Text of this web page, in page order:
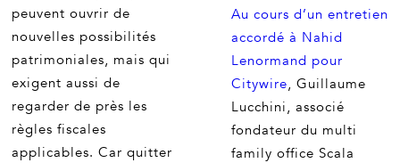
peuvent ouvrir de
nouvelles possibilités
patrimoniales, mais qui
exigent aussi de
regarder de près les
règles fiscales
applicables. Car quitter
Au cours d’un entretien
accordé à Nahid
Lenormand pour
Citywire, Guillaume
Lucchini, associé
fondateur du multi
family office Scala